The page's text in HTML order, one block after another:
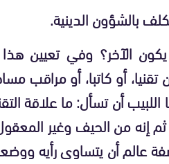
بالشؤون الدينية.
الآخر؟ وفي تعيين هذا
أو كاتبا، أو مراقب
أن تسأل: ما علاقة
إنه من الحيف وغير
عالم أن يتساوى رأيه